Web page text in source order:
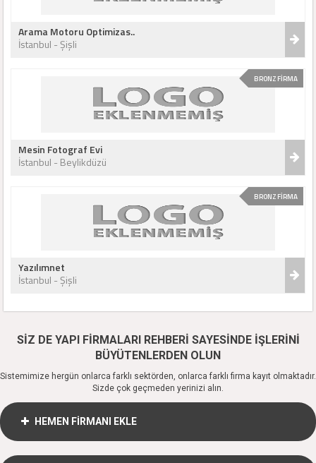
Arama Motoru Optimizas..
İstanbul - Şişli
BRONZ FİRMA
Mesin Fotograf Evi
İstanbul - Beylikdüzü
BRONZ FİRMA
Yazılımnet
İstanbul - Şişli
SİZ DE YAPI FİRMALARI REHBERİ SAYESİNDE İŞLERİNİ
BÜYÜTENLERDEN OLUN
Sistemimize hergün onlarca farklı sektörden, onlarca farklı firma kayıt olmaktadır.
Sizde çok geçmeden yerinizi alın.
HEMEN FİRMANI EKLE